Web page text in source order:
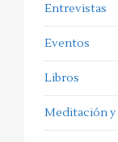
Entrevistas
Eventos
Libros
Meditación